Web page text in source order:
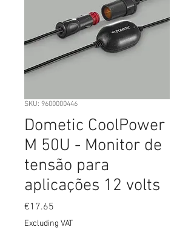
SKU: 9600000446
Dometic CoolPower
M 50U - Monitor de
tensão para
aplicações 12 volts
€17.65
Excluding VAT